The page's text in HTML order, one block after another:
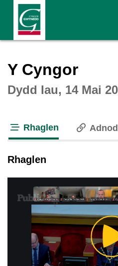
Y Cyngor
Dydd Iau, 14 Mai
Rhaglen
Rhaglen